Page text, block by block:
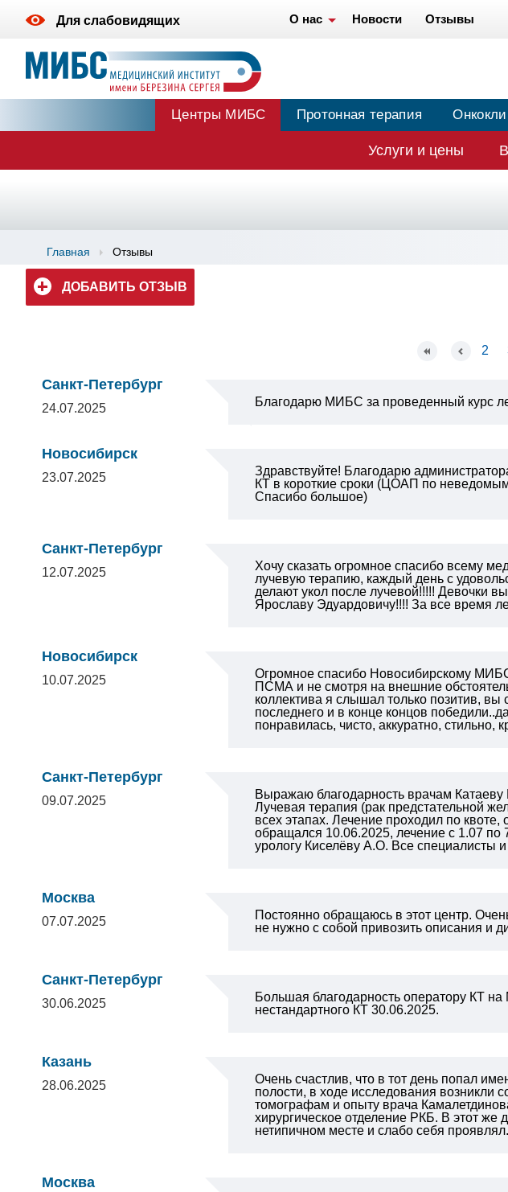
Для слабовидящих О нас Новости Отзывы
Центры МИБС Протонная терапия
Услуги и цены
Главная Отзывы
ДОБАВИТЬ ОТЗЫВ
2
Санкт-Петербург
24.07.2025 Благодарю МИБС за проведенный курс
Новосибирск
23.07.2025 Здравствуйте! Благодарю
КТ в короткие сроки (ЦОАП по
Спасибо большое)
Санкт-Петербург
12.07.2025
Хочу сказать огромное спасибо всему
лучевую терапию, каждый день с
делают укол после лучевой!!!!! Девочки
Ярославу Эдуардовичу!!!! За все время
Новосибирск
10.07.2025
Огромное спасибо Новосибирскому
ПСМА и не смотря на внешние
коллектива я слышал только позитив,
последнего и в конце концов
понравилась, чисто, аккуратно,
Санкт-Петербург
09.07.2025
Выражаю благодарность врачам
Лучевая терапия (рак предстательной
всех этапах. Лечение проходил по
обращался 10.06.2025, лечение с 1.07 по
урологу Киселёву А.О. Все
Москва
07.07.2025
Постоянно обращаюсь в этот центр.
не нужно с собой привозить описания и
Санкт-Петербург
30.06.2025
Большая благодарность оператору КТ
нестандартного КТ 30.06.2025.
Казань
28.06.2025
Очень счастлив, что в тот день попал
полости, в ходе исследования возникли
томографам и опыту врача
хирургическое отделение РКБ. В этот
нетипичном месте и слабо себя
Москва